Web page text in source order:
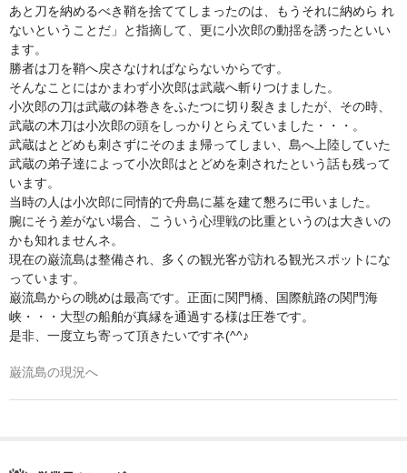
あと刀を納めるべき鞘を捨ててしまったのは、もうそれに納めら れ
ないということだ」と指摘して、更に小次郎の動揺を誘ったといい
ます。
勝者は刀を鞘へ戻さなければならないからです。
そんなことにはかまわず小次郎は武蔵へ斬りつけました。
小次郎の刀は武蔵の鉢巻きをふたつに切り裂きましたが、その時、
武蔵の木刀は小次郎の頭をしっかりとらえていました・・・。
武蔵はとどめも刺さずにそのまま帰ってしまい、島へ上陸していた
武蔵の弟子達によって小次郎はとどめを刺されたという話も残って
います。
当時の人は小次郎に同情的で舟島に墓を建て懇ろに弔いました。
腕にそう差がない場合、こういう心理戦の比重というのは大きいの
かも知れませんネ。
現在の巌流島は整備され、多くの観光客が訪れる観光スポットにな
っています。
巌流島からの眺めは最高です。正面に関門橋、国際航路の関門海
峡・・・大型の船舶が真縁を通過する様は圧巻です。
是非、一度立ち寄って頂きたいですネ(^^♪
巌流島の現況へ